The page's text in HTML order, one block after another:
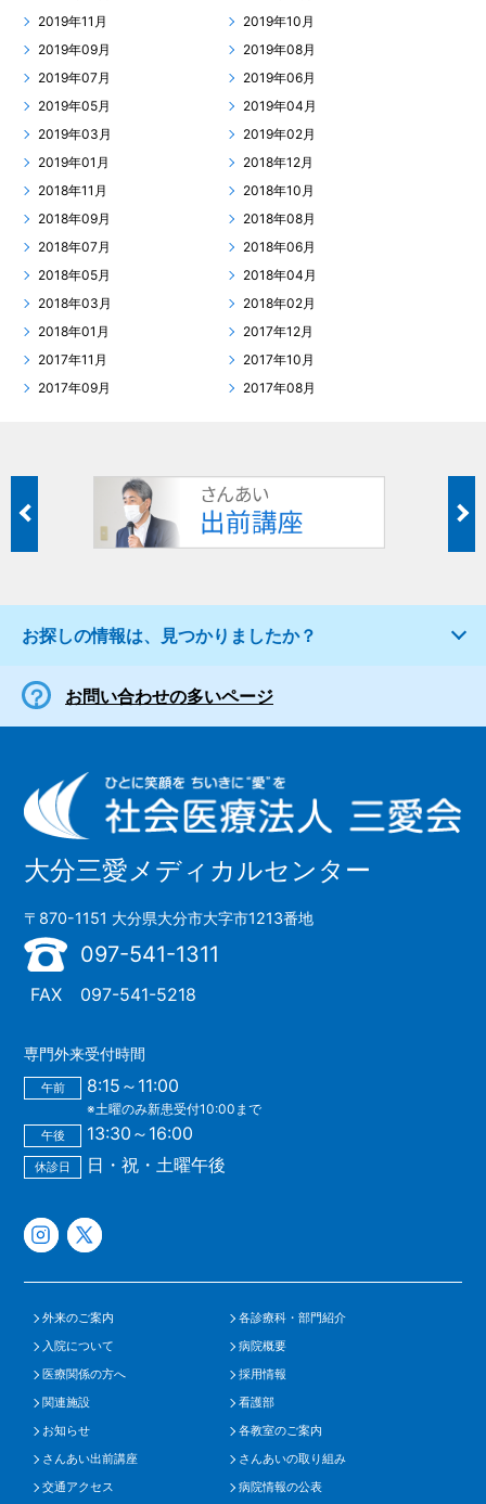
2019年11月
2019年10月
2019年09月
2019年08月
2019年07月
2019年06月
2019年05月
2019年04月
2019年03月
2019年02月
2019年01月
2018年12月
2018年11月
2018年10月
2018年09月
2018年08月
2018年07月
2018年06月
2018年05月
2018年04月
2018年03月
2018年02月
2018年01月
2017年12月
2017年11月
2017年10月
2017年09月
2017年08月
お探しの情報は、見つかりましたか？
お問い合わせの多いページ
大分三愛メディカルセンター
〒870-1151 大分県大分市大字市1213番地
097-541-1311
FAX 097-541-5218
専門外来受付時間
午前 8:15～11:00
※土曜のみ新患受付10:00まで
午後 13:30～16:00
休診日 日・祝・土曜午後
外来のご案内
各診療科・部門紹介
入院について
病院概要
医療関係の方へ
採用情報
関連施設
看護部
お知らせ
各教室のご案内
さんあい出前講座
さんあいの取り組み
交通アクセス
病院情報の公表